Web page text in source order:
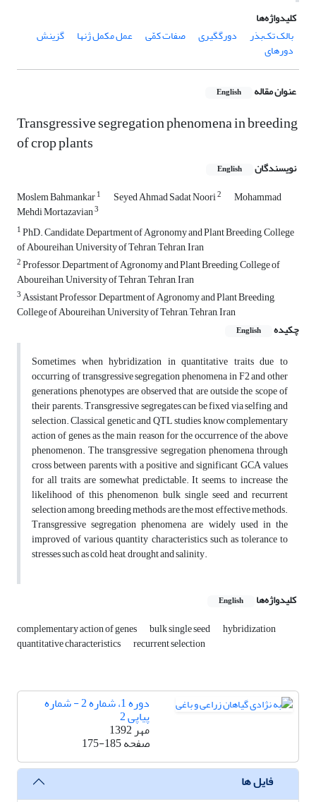
کلیدواژه‌ها
بالک تک‌بذر
دورگ‏گیری صفات کمّی عمل مکمل ژن‎ها گزینش
دوره‏ای
عنوان مقاله English
Transgressive segregation phenomena in breeding
of crop plants
نویسندگان English
Moslem Bahmankar1 Seyed Ahmad Sadat Noori2 Mohammad
Mehdi Mortazavian3
1PhD. Candidate, Department of Agronomy and Plant Breeding, College
of Aboureihan, University of Tehran, Tehran, Iran
2Professor, Department of Agronomy and Plant Breeding, College of
Aboureihan, University of Tehran, Tehran, Iran
3Assistant Professor, Department of Agronomy and Plant Breeding,
College of Aboureihan, University of Tehran, Tehran, Iran
چکیده
English
Sometimes when hybridization in quantitative traits due to
occurring of transgressive segregation phenomena in F2 and other
generations, phenotypes are observed that are outside the scope of
their parents. Transgressive segregates can be fixed via selfing and
selection. Classical genetic and QTL studies know complementary
action of genes as the main reason for the occurrence of the above
phenomenon. The transgressive segregation phenomena through
cross between parents with a positive and significant GCA values
for all traits are somewhat predictable. It seems, to increase the
likelihood of this phenomenon, bulk single seed and recurrent
selection among breeding methods are the most effective methods.
Transgressive segregation phenomena are widely used in the
improved of various quantity characteristics such as tolerance to
stresses such as cold, heat, drought and salinity.
کلیدواژه‌ها English
complementary action of genes bulk single seed hybridization
quantitative characteristics recurrent selection
دوره 1، شماره 2 - شماره
پیاپی 2
مهر 1392
صفحه175-185
فایل ها